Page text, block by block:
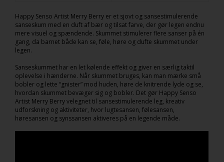
Happy Senso Artist Merry Berry er et sjovt og sansestimulerende
sanseskum med en duft af bær og tilsat farve, der gør legen endnu
mere visuel og spændende. Skummet stimulerer flere sanser på én
gang, da barnet både kan se, føle, høre og dufte skummet under
legen.
Sanseskummet har en let kølende effekt og giver en særlig taktil
oplevelse i hænderne. Når skummet bruges, kan man mærke små
bobler og lette “gnister” mod huden, høre de knitrende lyde og se,
hvordan skummet bevæger sig og bobler. Det gør Happy Senso
Artist Merry Berry velegnet til sansestimulerende leg, kreativ
udforskning og aktiviteter, hvor lugtesansen, følesansen,
høresansen og synssansen aktiveres på en legende måde.